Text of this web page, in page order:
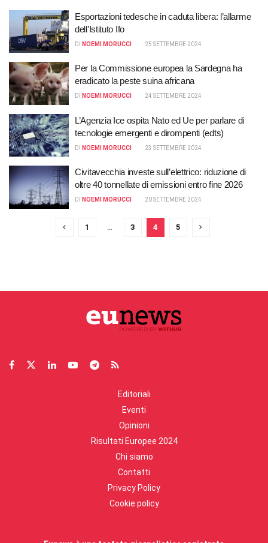
Esportazioni tedesche in caduta libera: l’allarme
dell’Istituto Ifo
DI NOEMI MORUCCI 25 SETTEMBRE 2024
Per la Commissione europea la Sardegna ha
eradicato la peste suina africana
DI NOEMI MORUCCI 24 SETTEMBRE 2024
L’Agenzia Ice ospita Nato ed Ue per parlare di
tecnologie emergenti e dirompenti (edts)
DI NOEMI MORUCCI 23 SETTEMBRE 2024
Civitavecchia investe sull’elettrico: riduzione di
oltre 40 tonnellate di emissioni entro fine 2026
DI NOEMI MORUCCI 20 SETTEMBRE 2024
1 3 4 5
Editoriali
Eventi
Opinioni
Risultati Europee 2024
Chi siamo
Contatti
Privacy Policy
Cookie policy